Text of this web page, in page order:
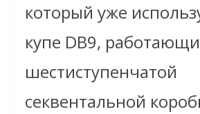
который уже
купе DB9,
шестиступенчатой
секвентальной